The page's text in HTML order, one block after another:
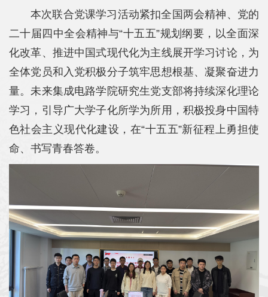
本次联合党课学习活动紧扣全国两会精神、党的
二十届四中全会精神与“十五五”规划纲要，以全面深
化改革、推进中国式现代化为主线展开学习讨论，为
全体党员和入党积极分子筑牢思想根基、凝聚奋进力
量。未来集成电路学院研究生党支部将持续深化理论
学习，引导广大学子化所学为所用，积极投身中国特
色社会主义现代化建设，在“十五五”新征程上勇担使
命、书写青春答卷。